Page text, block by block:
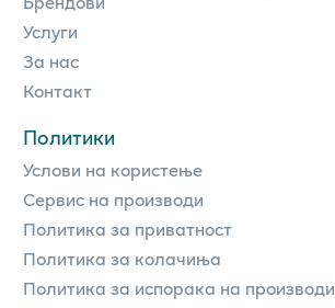
Услуги
За нас
Контакт
Политики
Услови на користење
Сервис на производи
Политика за приватност
Политика за колачиња
Политика за испорака на производи